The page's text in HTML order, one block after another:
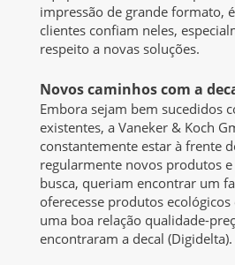
impressão de grande formato,
clientes confiam neles,
respeito a novas soluções.
Novos caminhos com a
Embora sejam bem sucedidos
existentes, a Vaneker & Koch
constantemente estar à frente
regularmente novos produtos e
busca, queriam encontrar um
oferecesse produtos
uma boa relação qualidade-
encontraram a decal (Digidelta).